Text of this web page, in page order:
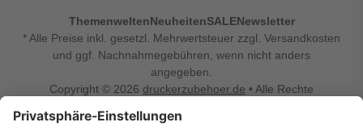
ThemenweltenNeuheitenSALENewsletter
* Alle Preise inkl. gesetzl. Mehrwertsteuer zzgl. Versandkosten
und ggf. Nachnahmegebühren, wenn nicht anders
angegeben.
Copyright © 2026 druckerzubehoer.de • Alle Rechte
Vertrag widerrufen